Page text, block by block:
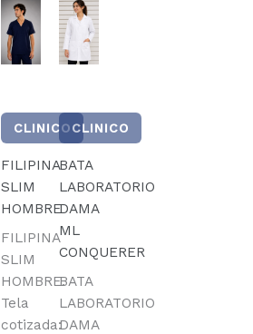
CLINICO
FILIPINA
SLIM
HOMBRE
FILIPINA
SLIM
HOMBRE.
Tela
cotizada:
CLINICO
BATA
LABORATORIO
DAMA
ML
CONQUERER
BATA
LABORATORIO
DAMA